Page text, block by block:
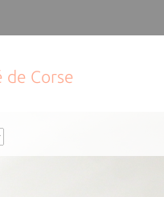
Corse